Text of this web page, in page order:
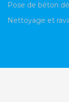
Pose de béton
Nettoyage et